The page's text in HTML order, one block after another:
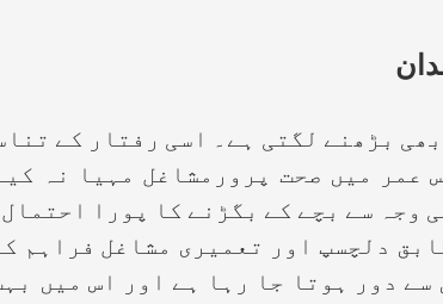
بڑھنے لگتی ہے۔ اسی رفتار کے
عمر میں صحت پرورمشاغل مہیا نہ
وجہ سے بچے کے بگڑنے کا پورا
دلچسپ اور تعمیری مشاغل فراہم
دور ہوتا جا رہا ہے اور اس میں